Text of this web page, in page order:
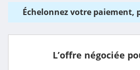
Échelonnez votre paiement,
L’offre négociée